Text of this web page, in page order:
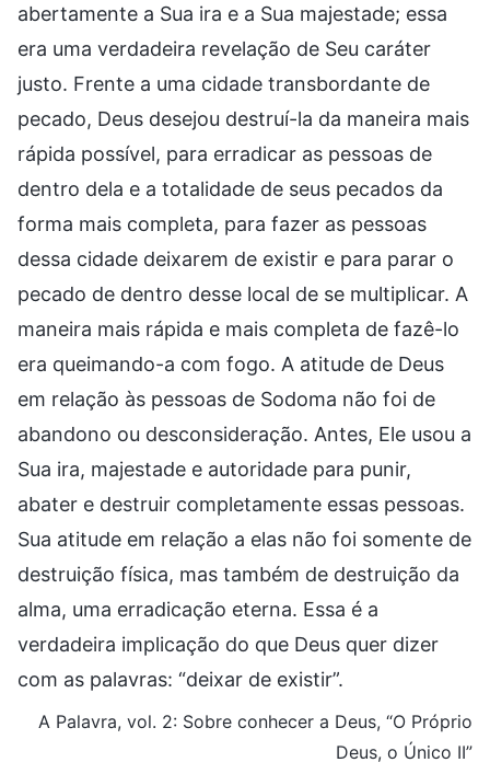
abertamente a Sua ira e a Sua majestade; essa
era uma verdadeira revelação de Seu caráter
justo. Frente a uma cidade transbordante de
pecado, Deus desejou destruí-la da maneira mais
rápida possível, para erradicar as pessoas de
dentro dela e a totalidade de seus pecados da
forma mais completa, para fazer as pessoas
dessa cidade deixarem de existir e para parar o
pecado de dentro desse local de se multiplicar. A
maneira mais rápida e mais completa de fazê-lo
era queimando-a com fogo. A atitude de Deus
em relação às pessoas de Sodoma não foi de
abandono ou desconsideração. Antes, Ele usou a
Sua ira, majestade e autoridade para punir,
abater e destruir completamente essas pessoas.
Sua atitude em relação a elas não foi somente de
destruição física, mas também de destruição da
alma, uma erradicação eterna. Essa é a
verdadeira implicação do que Deus quer dizer
com as palavras: “deixar de existir”.
A Palavra, vol. 2: Sobre conhecer a Deus, “O Próprio
Deus, o Único II”